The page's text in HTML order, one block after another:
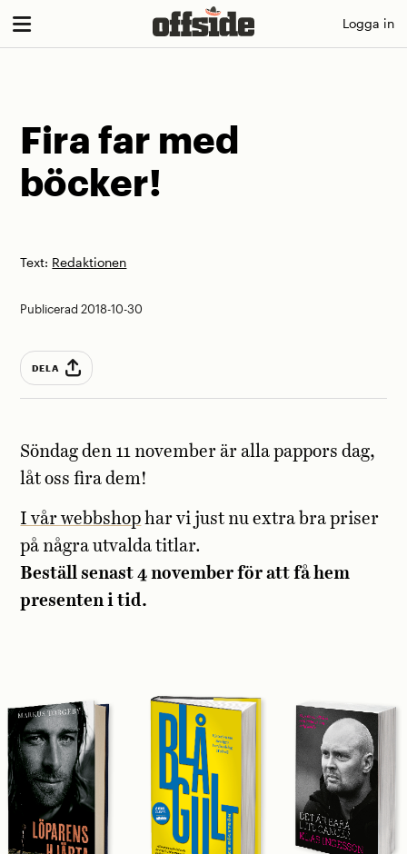
Skip
Logga in
Fira far med
böcker!
Text: Redaktionen
Publicerad 2018-10-30
DELA
Söndag den 11 november är alla pappors dag,
låt oss fira dem!
I vår webbshop har vi just nu extra bra priser
på några utvalda titlar.
Beställ senast 4 november för att få hem
presenten i tid.